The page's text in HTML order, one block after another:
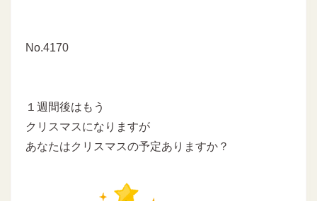
No.4170
１週間後はもう
クリスマスになりますが
あなたはクリスマスの予定ありますか？